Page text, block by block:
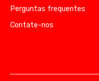
Perguntas frequentes
Contate-nos